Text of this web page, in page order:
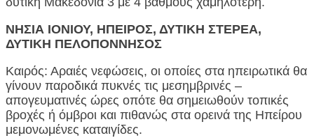
ΝΗΣΙΑ ΙΟΝΙΟΥ, ΗΠΕΙΡΟΣ, ΔΥΤΙΚΗ ΣΤΕΡΕΑ,
ΔΥΤΙΚΗ ΠΕΛΟΠΟΝΝΗΣΟΣ
Καιρός: Αραιές νεφώσεις, οι οποίες στα ηπειρωτικά θα
γίνουν παροδικά πυκνές τις μεσημβρινές –
απογευματινές ώρες οπότε θα σημειωθούν τοπικές
βροχές ή όμβροι και πιθανώς στα ορεινά της Ηπείρου
μεμονωμένες καταιγίδες.